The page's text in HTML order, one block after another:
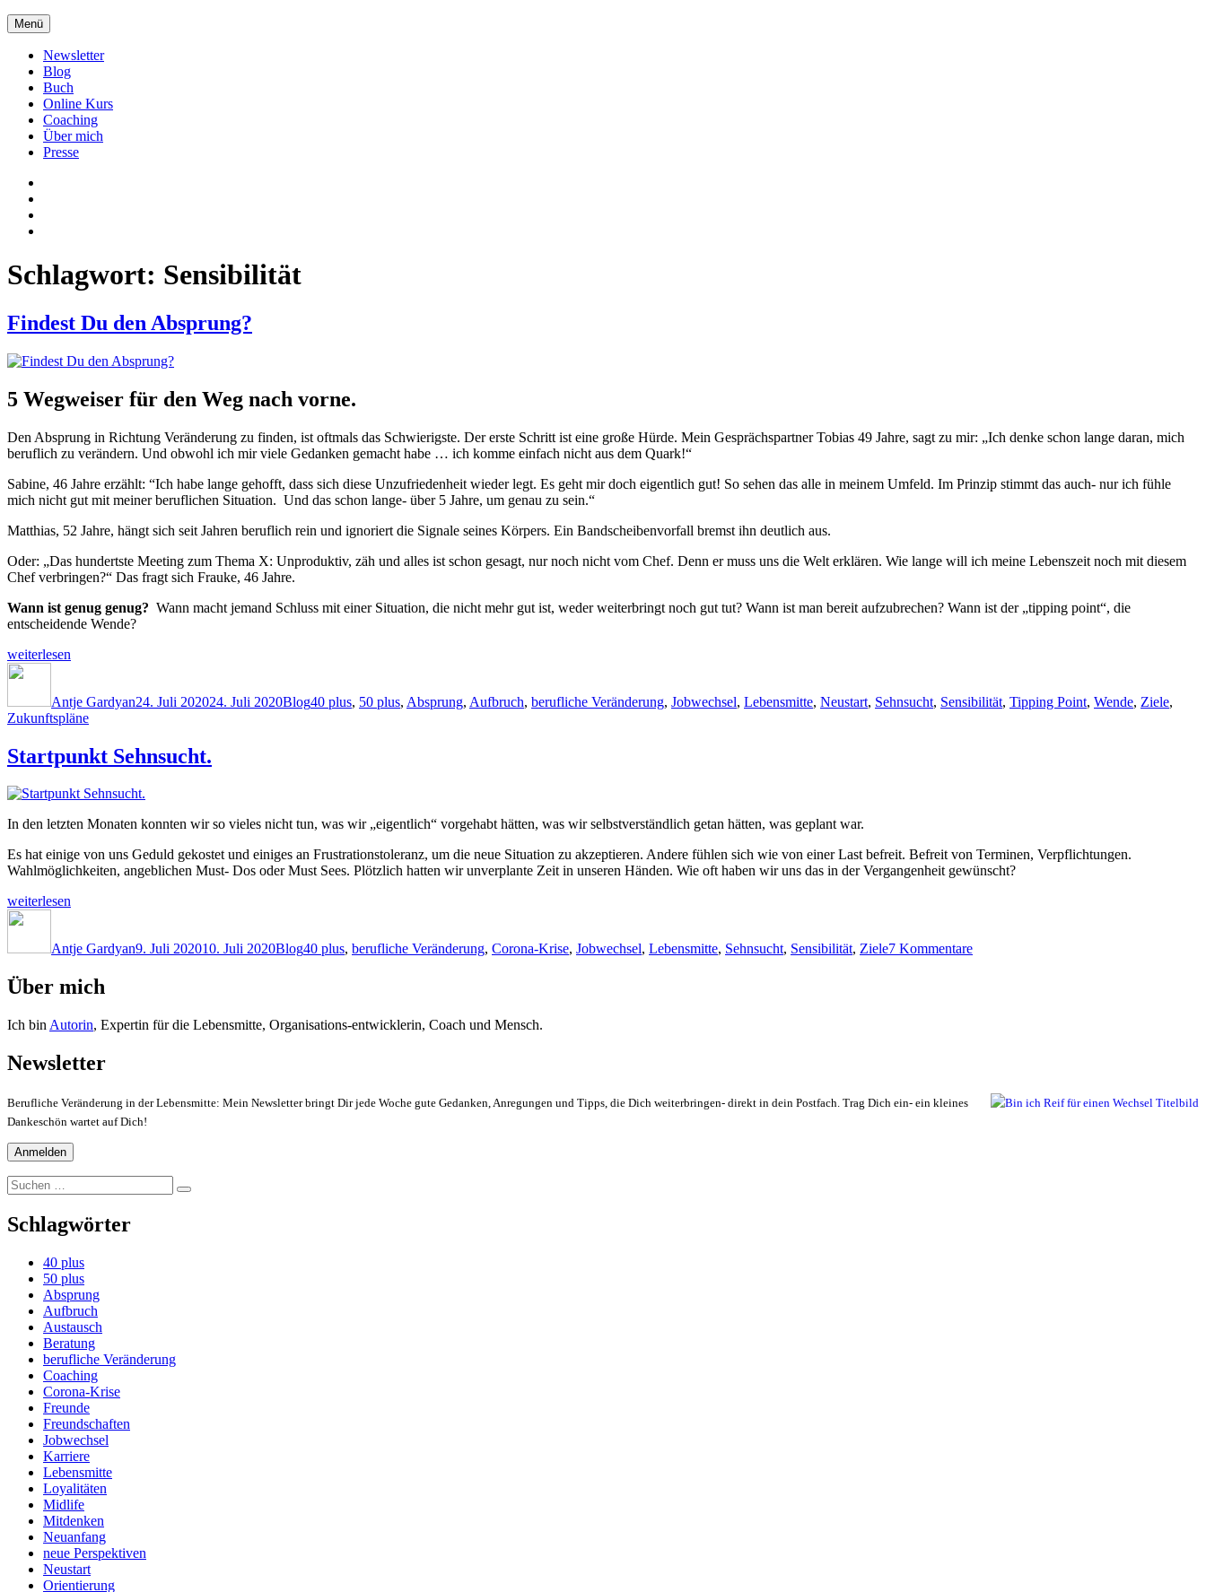
Zum
Inhalt
springen
Menü
Newsletter
Blog
Buch
Online Kurs
Coaching
Über mich
Presse
Schlagwort: Sensibilität
Findest Du den Absprung?
5 Wegweiser für den Weg nach vorne.
Den Absprung in Richtung Veränderung zu finden, ist oftmals das Schwierigste. Der erste Schritt ist eine große Hürde. Mein Gesprächspartner Tobias 49 Jahre, sagt zu mir: „Ich denke schon lange daran, mich
beruflich zu verändern. Und obwohl ich mir viele Gedanken gemacht habe … ich komme einfach nicht aus dem Quark!“
Sabine, 46 Jahre erzählt: “Ich habe lange gehofft, dass sich diese Unzufriedenheit wieder legt. Es geht mir doch eigentlich gut! So sehen das alle in meinem Umfeld. Im Prinzip stimmt das auch- nur ich fühle
mich nicht gut mit meiner beruflichen Situation. Und das schon lange- über 5 Jahre, um genau zu sein.“
Matthias, 52 Jahre, hängt sich seit Jahren beruflich rein und ignoriert die Signale seines Körpers. Ein Bandscheibenvorfall bremst ihn deutlich aus.
Oder: „Das hundertste Meeting zum Thema X: Unproduktiv, zäh und alles ist schon gesagt, nur noch nicht vom Chef. Denn er muss uns die Welt erklären. Wie lange will ich meine Lebenszeit noch mit diesem
Chef verbringen?“ Das fragt sich Frauke, 46 Jahre.
Wann ist genug genug? Wann macht jemand Schluss mit einer Situation, die nicht mehr gut ist, weder weiterbringt noch gut tut? Wann ist man bereit aufzubrechen? Wann ist der „tipping point“, die
entscheidende Wende?
„Findest
Du
Absprung?“
weiterlesen
Antje Gardyan24. Juli 202024. Juli 2020Blog40 plus, 50 plus, Absprung, Aufbruch, berufliche Veränderung, Jobwechsel, Lebensmitte, Neustart, Sehnsucht, Sensibilität, Tipping Point, Wende, Ziele,
Zukunftspläne
Startpunkt Sehnsucht.
In den letzten Monaten konnten wir so vieles nicht tun, was wir „eigentlich“ vorgehabt hätten, was wir selbstverständlich getan hätten, was geplant war.
Es hat einige von uns Geduld gekostet und einiges an Frustrationstoleranz, um die neue Situation zu akzeptieren. Andere fühlen sich wie von einer Last befreit. Befreit von Terminen, Verpflichtungen.
Wahlmöglichkeiten, angeblichen Must- Dos oder Must Sees. Plötzlich hatten wir unverplante Zeit in unseren Händen. Wie oft haben wir uns das in der Vergangenheit gewünscht?
„Startpunkt
Sehnsucht.“
weiterlesen
Antje Gardyan9. Juli 202010. Juli 2020Blog40 plus, berufliche Veränderung, Corona-Krise, Jobwechsel, Lebensmitte, Sehnsucht, Sensibilität, Ziele7 KommentareSehnsucht.
Über mich
Ich bin Autorin, Expertin für die Lebensmitte, Organisations-entwicklerin, Coach und Mensch.
Newsletter
Berufliche Veränderung in der Lebensmitte: Mein Newsletter bringt Dir jede Woche gute Gedanken, Anregungen und Tipps, die Dich weiterbringen- direkt in dein Postfach. Trag Dich ein- ein kleines
Dankeschön wartet auf Dich!
Suchen
nach:
Suchen
Schlagwörter
40 plus
50 plus
Absprung
Aufbruch
Austausch
Beratung
berufliche Veränderung
Coaching
Corona-Krise
Freunde
Freundschaften
Jobwechsel
Karriere
Lebensmitte
Loyalitäten
Midlife
Mitdenken
Neuanfang
neue Perspektiven
Neustart
Orientierung